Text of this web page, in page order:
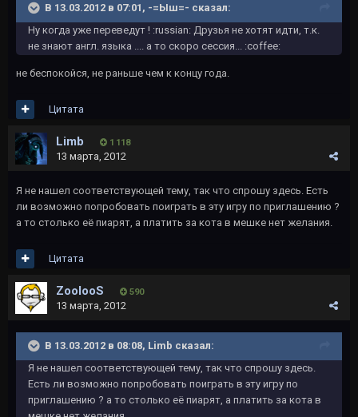
В 13.03.2012 в 07:01, -=Ыш=- сказал:
Ну когда уже переведут ! :russian: Друзья не хотят идти, т.к.
не знают англ. языка .... а то скоро сессия... :coffee:
не беспокойся, не раньше чем к концу года.
Цитата
Limb 1 118
13 марта, 2012
Я не нашел соответствующей тему, так что спрошу здесь. Есть
ли возможно попробовать поиграть в эту игру по приглашению ?
а то столько её пиарят, а платить за кота в мешке нет желания.
Цитата
ZoolooS 590
13 марта, 2012
В 13.03.2012 в 08:08, Limb сказал:
Я не нашел соответствующей тему, так что спрошу здесь.
Есть ли возможно попробовать поиграть в эту игру по
приглашению ? а то столько её пиарят, а платить за кота в